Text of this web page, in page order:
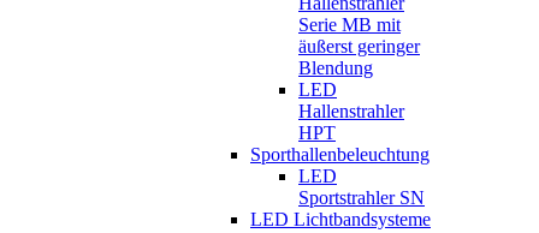
Serie MB mit
äußerst geringer
Blendung
LED
Hallenstrahler
HPT
Sporthallenbeleuchtung
LED
Sportstrahler SN
LED Lichtbandsysteme